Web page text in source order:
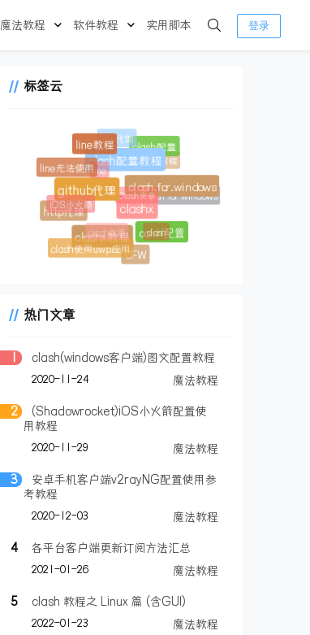
魔法教程 软件教程 实用脚本 登录
标签云
calsh配置
CFW
clash
clash for windows
clash.for.windows
clashx
clashx教程
clash使用uwp应用
clash咋用
Clash安卓
clash教程
clash配置
clash配置教程
github代理
http代理
iOS小火箭
line
line代理
line教程
line无法使用
热门文章
clash(windows客户端)图文配置教程
2020-11-24 魔法教程
2
(Shadowrocket)iOS小火箭配置使
用教程
2020-11-29 魔法教程
3
安卓手机客户端v2rayNG配置使用参
考教程
2020-12-03 魔法教程
4 各平台客户端更新订阅方法汇总
2021-01-26 魔法教程
5 clash 教程之 Linux 篇 (含GUI)
2022-01-23 魔法教程